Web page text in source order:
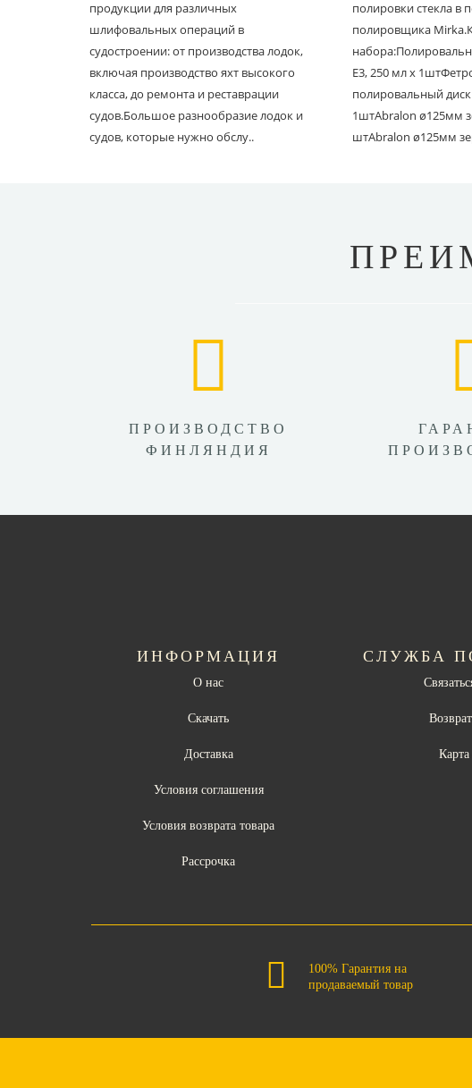
продукции для различных
шлифовальных операций в
судостроении: от производства лодок,
включая производство яхт высокого
класса, до ремонта и реставрации
судов.Большое разнообразие лодок и
судов, которые нужно обслу..
полировки стекла в
полировщика
E3, 250 мл х
полировальный
1штAbralon ø125мм
штAbralon ø125мм
ПРОИЗВОДСТВО
ФИНЛЯНДИЯ
ИНФОРМАЦИЯ
О нас
Скачать
Доставка
Условия соглашения
Условия возврата товара
Рассрочка
СЛУЖБА
Карта
100% Гарантия на
продаваемый товар